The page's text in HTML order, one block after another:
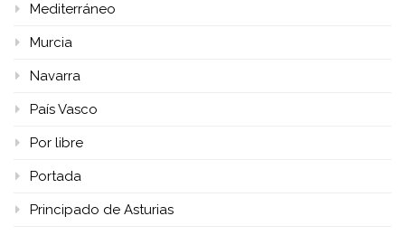
Mediterráneo
Murcia
Navarra
País Vasco
Por libre
Portada
Principado de Asturias